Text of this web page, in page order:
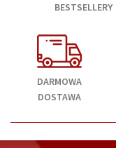
BESTSELLERY
DARMOWA
DOSTAWA